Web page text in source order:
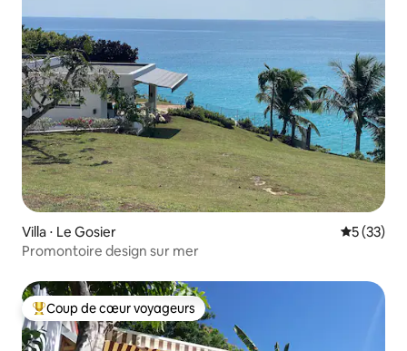
Villa ⋅ Le Gosier
5 (33)
Promontoire design sur mer
Coups de cœur voyageurs les plus appréciés
Coup de cœur voyageurs